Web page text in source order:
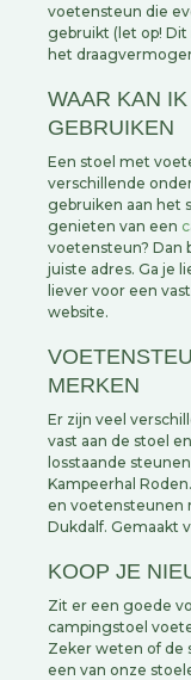
voetensteun die
gebruikt (let op! Dit
het
WAAR KAN
GEBRUIKEN
Een stoel met
verschillende
gebruiken aan het
genieten van een
voetensteun? Dan
juiste adres. Ga je
liever voor een
website.
MERKEN
Er zijn veel
vast aan de stoel
losstaande
Kampeerhal
en voetensteunen
Dukdalf. Gemaakt
KOOP JE
Zit er een goede
campingstoel
Zeker weten of de
een van onze